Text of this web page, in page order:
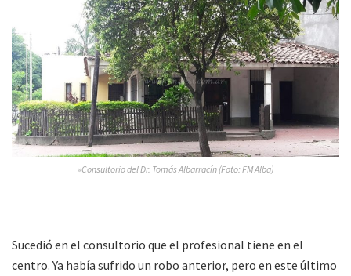
»Consultorio del Dr. Tomás Albarracín (Foto: FM Alba)
Sucedió en el consultorio que el profesional tiene en el
centro. Ya había sufrido un robo anterior, pero en este último